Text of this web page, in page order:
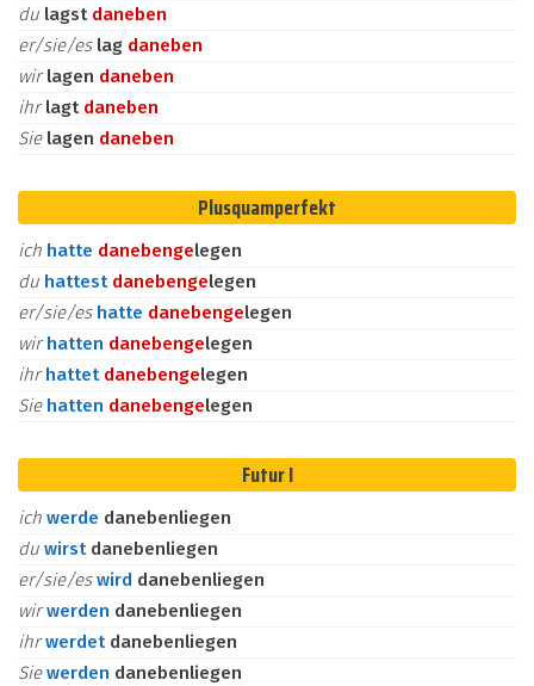
du lagst daneben
er/sie/es lag daneben
wirlagen daneben
ihrlagt daneben
Sie lagen daneben
Plusquamperfekt
ich hatte danebengelegen
du hattest danebengelegen
er/sie/es hatte danebengelegen
wirhatten danebengelegen
ihrhattet danebengelegen
Sie hatten danebengelegen
Futur I
ich werde danebenliegen
du wirst danebenliegen
er/sie/eswird danebenliegen
wirwerden danebenliegen
ihrwerdet danebenliegen
Siewerden danebenliegen